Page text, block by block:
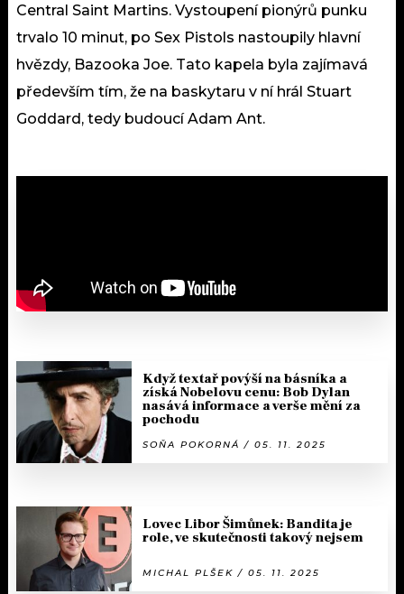
Central Saint Martins. Vystoupení pionýrů punku
trvalo 10 minut, po Sex Pistols nastoupily hlavní
hvězdy, Bazooka Joe. Tato kapela byla zajímavá
především tím, že na baskytaru v ní hrál Stuart
Goddard, tedy budoucí Adam Ant.
Když textař povýší na básníka a
získá Nobelovu cenu: Bob Dylan
nasává informace a verše mění za
pochodu
SOŇA POKORNÁ / 05. 11. 2025
Lovec Libor Šimůnek: Bandita je
role, ve skutečnosti takový nejsem
MICHAL PLŠEK / 05. 11. 2025